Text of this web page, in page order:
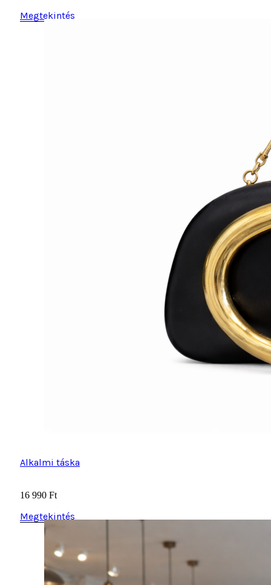
Megtekintés
Alkalmi táska
16 990 Ft
Megtekintés